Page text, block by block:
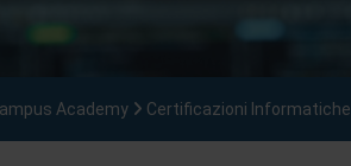
Academy Certificazioni Informatiche